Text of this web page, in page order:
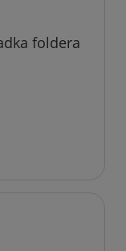
foldera